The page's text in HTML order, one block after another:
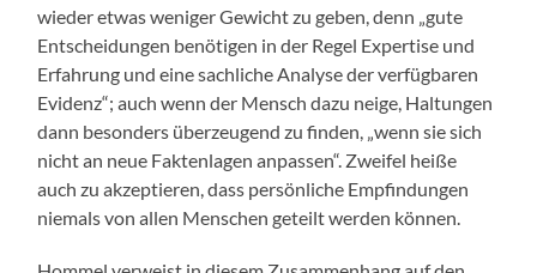
wieder etwas weniger Gewicht zu geben, denn „gute
Entscheidungen benötigen in der Regel Expertise und
Erfahrung und eine sachliche Analyse der verfügbaren
Evidenz“; auch wenn der Mensch dazu neige, Haltungen
dann besonders überzeugend zu finden, „wenn sie sich
nicht an neue Faktenlagen anpassen“. Zweifel heiße
auch zu akzeptieren, dass persönliche Empfindungen
niemals von allen Menschen geteilt werden können.